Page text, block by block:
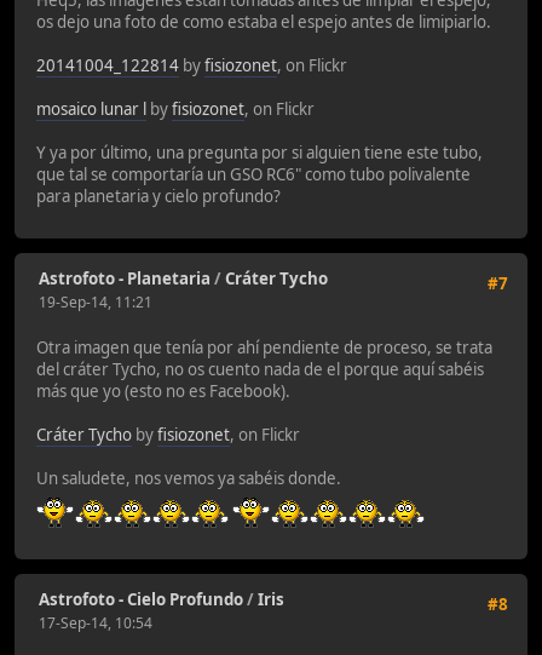
os dejo una foto de como estaba el espejo antes de limipiarlo.
20141004_122814 byfisiozonet, on Flickr
mosaico lunar l byfisiozonet, on Flickr
Y ya por último, una pregunta por si alguien tiene este tubo,
que tal se comportaría un GSO RC6" como tubo polivalente
para planetaria y cielo profundo?
#7
Astrofoto - Planetaria /Cráter Tycho
19-Sep-14, 11:21
Otra imagen que tenía por ahí pendiente de proceso, se trata
del cráter Tycho, no os cuento nada de el porque aquí sabéis
más que yo (esto no es Facebook).
Cráter Tycho byfisiozonet, on Flickr
Un saludete, nos vemos ya sabéis donde.
#8
Astrofoto - Cielo Profundo/Iris
17-Sep-14, 10:54